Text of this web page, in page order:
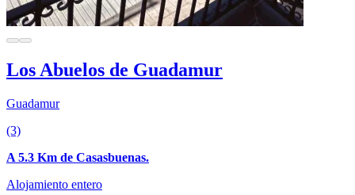
Los Abuelos de Guadamur
Guadamur
(3)
A 5.3 Km de Casasbuenas.
Alojamiento entero